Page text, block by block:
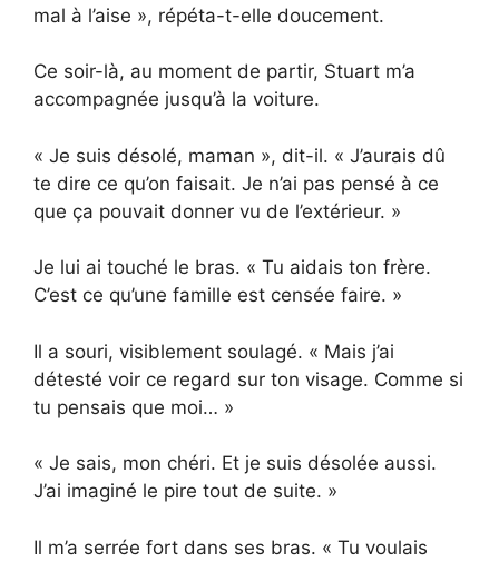
mal à l’aise », répéta-t-elle doucement.
Ce soir-là, au moment de partir, Stuart m’a
accompagnée jusqu’à la voiture.
« Je suis désolé, maman », dit-il. « J’aurais dû
te dire ce qu’on faisait. Je n’ai pas pensé à ce
que ça pouvait donner vu de l’extérieur. »
Je lui ai touché le bras. « Tu aidais ton frère.
C’est ce qu’une famille est censée faire. »
Il a souri, visiblement soulagé. « Mais j’ai
détesté voir ce regard sur ton visage. Comme si
tu pensais que moi… »
« Je sais, mon chéri. Et je suis désolée aussi.
J’ai imaginé le pire tout de suite. »
Il m’a serrée fort dans ses bras. « Tu voulais